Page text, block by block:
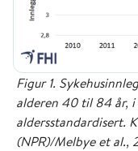
Figur 1.
alderen 40 til 84 år, i
aldersstandardisert.
(NPR)/Melbye et al.,